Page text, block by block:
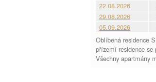
22.08.2026
29.08.2026
05.09.2026
Oblíbená residence
přízemí residence se
Všechny apartmány